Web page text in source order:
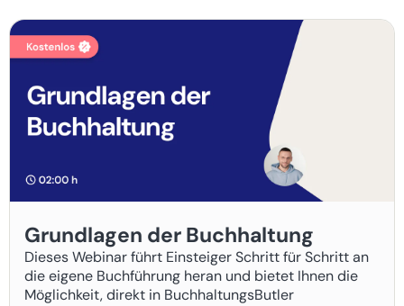
Grundlagen der Buchhaltung
Dieses Webinar führt Einsteiger Schritt für Schritt an
die eigene Buchführung heran und bietet Ihnen die
Möglichkeit, direkt in BuchhaltungsButler